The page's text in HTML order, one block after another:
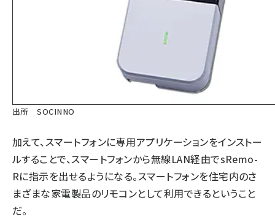
出所 SOCINNO
加えて、スマートフォンに専用アプリケーションをインストー
ルすることで、スマートフォンから無線LAN経由でsRemo-
Rに指示を出せるようになる。スマートフォンを住宅内のさ
まざまな家電製品のリモコンとして利用できるということ
だ。